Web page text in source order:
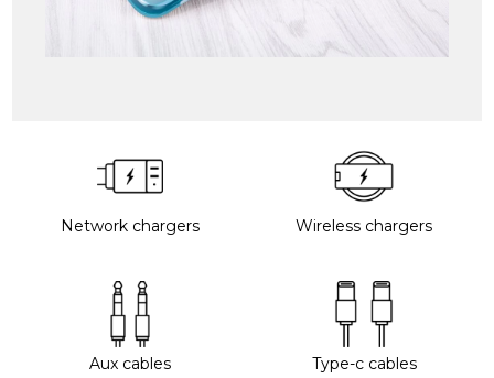
Network chargers Wireless chargers
Aux cables Type-c cables